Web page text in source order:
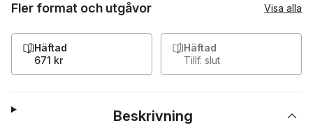
Fler format och utgåvor Visa alla
Häftad
671 kr
Häftad
Tillf. slut
Beskrivning